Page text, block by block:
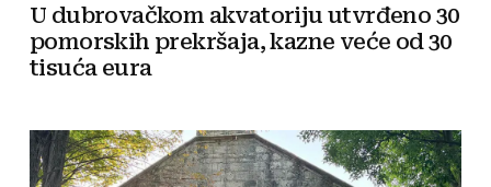
U dubrovačkom akvatoriju utvrđeno 30
pomorskih prekršaja, kazne veće od 30
tisuća eura